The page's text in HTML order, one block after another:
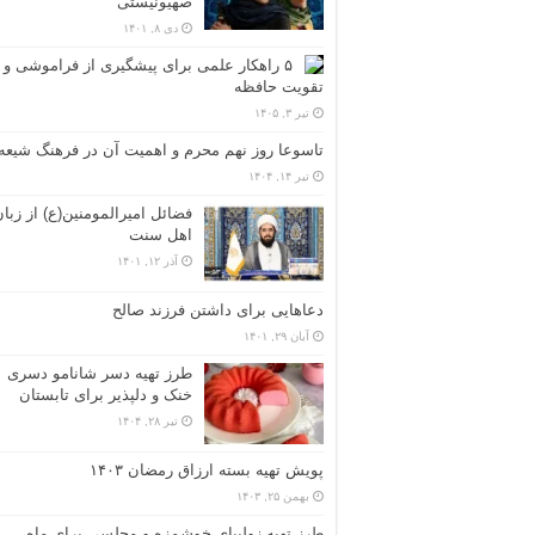
دی ۸, ۱۴۰۱
۵ راهکار علمی برای پیشگیری از فراموشی و
تقویت حافظه
تیر ۳, ۱۴۰۵
تاسوعا روز نهم محرم و اهمیت آن در فرهنگ
تیر ۱۴, ۱۴۰۴
فضائل امیرالمومنین(ع) از
اهل سنت
آذر ۱۲, ۱۴۰۱
دعاهایی برای داشتن فرزند صالح
آبان ۲۹, ۱۴۰۱
طرز تهیه دسر شانامو دسری
خنک و دلپذیر برای تابستان
تیر ۲۸, ۱۴۰۴
پویش تهیه بسته ارزاق رمضان ۱۴۰۳
بهمن ۲۵, ۱۴۰۳